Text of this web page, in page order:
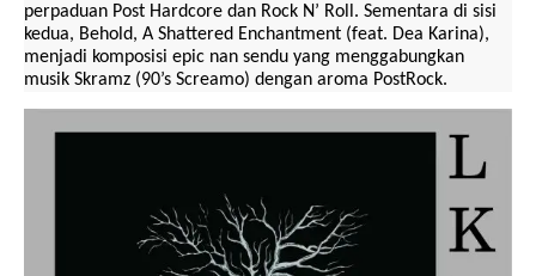
perpaduan Post Hardcore dan Rock N’ Roll. Sementara di sisi
kedua, Behold, A Shattered Enchantment (feat. Dea Karina),
menjadi komposisi epic nan sendu yang menggabungkan
musik Skramz (90’s Screamo) dengan aroma PostRock.